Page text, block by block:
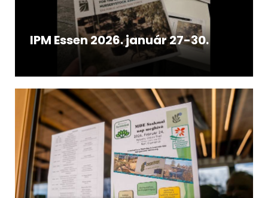
IPM Essen 2026. január 27-30.